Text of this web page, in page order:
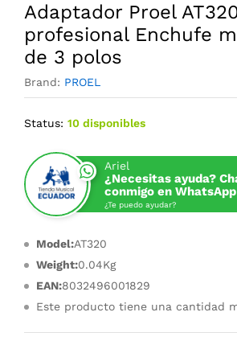
Adaptador Proel
profesional Enchufe
de 3 polos
Brand: PROEL
Status: 10 disponibles
Ariel
¿Necesitas ayuda?
conmigo en
¿Te puedo ayudar?
Model:AT320
Weight:0.04Kg
EAN:8032496001829
Este producto tiene una cantidad